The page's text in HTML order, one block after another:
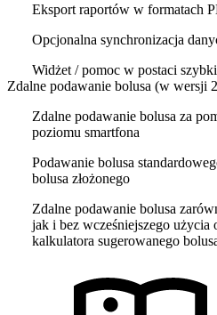
Eksport raportów w formatach
Opcjonalna synchronizacja
Widżet / pomoc w postaci
Zdalne podawanie bolusa (w wersji
Zdalne podawanie bolusa za
poziomu smartfona
Podawanie bolusa
bolusa złożonego
Zdalne podawanie bolusa
jak i bez wcześniejszego użycia
kalkulatora sugerowanego